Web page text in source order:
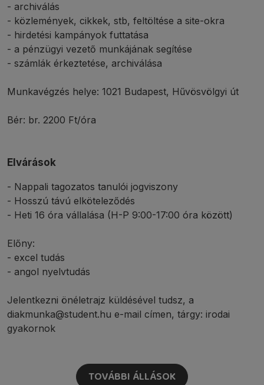
- archiválás
- közlemények, cikkek, stb, feltöltése a site-okra
- hirdetési kampányok futtatása
- a pénzügyi vezető munkájának segítése
- számlák érkeztetése, archiválása
Munkavégzés helye: 1021 Budapest, Hűvösvölgyi út
Bér: br. 2200 Ft/óra
Elvárások
- Nappali tagozatos tanulói jogviszony
- Hosszú távú elköteleződés
- Heti 16 óra vállalása (H-P 9:00-17:00 óra között)
Előny:
- excel tudás
- angol nyelvtudás
Jelentkezni önéletrajz küldésével tudsz, a
diakmunka@student.hu e-mail címen, tárgy: irodai
gyakornok
TOVÁBBI ÁLLÁSOK